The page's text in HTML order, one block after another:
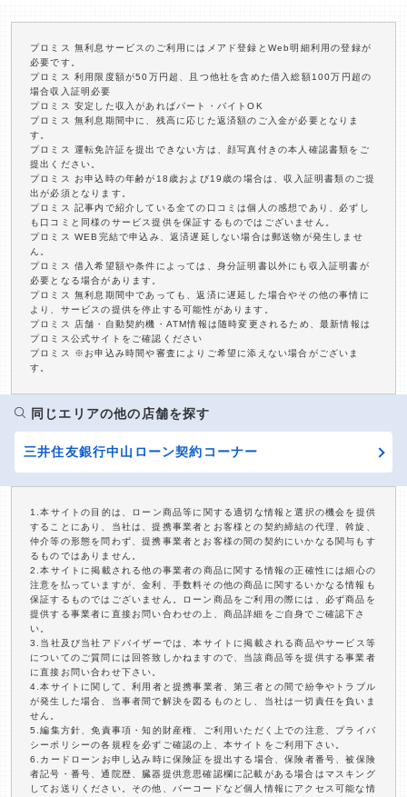
プロミス 無利息サービスのご利用にはメアド登録とWeb明細利用の登録が
必要です。
プロミス 利用限度額が50万円超、且つ他社を含めた借入総額100万円超の
場合収入証明必要
プロミス 安定した収入があればパート・バイトOK
プロミス 無利息期間中に、残高に応じた返済額のご入金が必要となりま
す。
プロミス 運転免許証を提出できない方は、顔写真付きの本人確認書類をご
提出ください。
プロミス お申込時の年齢が18歳および19歳の場合は、収入証明書類のご提
出が必須となります。
プロミス 記事内で紹介している全ての口コミは個人の感想であり、必ずし
も口コミと同様のサービス提供を保証するものではございません。
プロミス WEB完結で申込み、返済遅延しない場合は郵送物が発生しませ
ん。
プロミス 借入希望額や条件によっては、身分証明書以外にも収入証明書が
必要となる場合があります。
プロミス 無利息期間中であっても、返済に遅延した場合やその他の事情に
より、サービスの提供を停止する可能性があります。
プロミス 店舗・自動契約機・ATM情報は随時変更されるため、最新情報は
プロミス公式サイトをご確認ください
プロミス ※お申込み時間や審査によりご希望に添えない場合がございま
す。
同じエリアの他の店舗を探す
三井住友銀行中山ローン契約コーナー
1.本サイトの目的は、ローン商品等に関する適切な情報と選択の機会を提供
することにあり、当社は、提携事業者とお客様との契約締結の代理、斡旋、
仲介等の形態を問わず、提携事業者とお客様の間の契約にいかなる関与もす
るものではありません。
2.本サイトに掲載される他の事業者の商品に関する情報の正確性には細心の
注意を払っていますが、金利、手数料その他の商品に関するいかなる情報も
保証するものではございません。ローン商品をご利用の際には、必ず商品を
提供する事業者に直接お問い合わせの上、商品詳細をご自身でご確認下さ
い。
3.当社及び当社アドバイザーでは、本サイトに掲載される商品やサービス等
についてのご質問には回答致しかねますので、当該商品等を提供する事業者
に直接お問い合わせ下さい。
4.本サイトに関して、利用者と提携事業者、第三者との間で紛争やトラブル
が発生した場合、当事者間で解決を図るものとし、当社は一切責任を負いま
せん。
5.編集方針、免責事項・知的財産権、ご利用いただく上での注意、プライバ
シーポリシーの各規程を必ずご確認の上、本サイトをご利用下さい。
6.カードローンお申し込み時に保険証を提出する場合、保険者番号、被保険
者記号・番号、通院歴、臓器提供意思確認欄に記載がある場合はマスキング
してお送りください。その他、バーコードなど個人情報にアクセス可能な情